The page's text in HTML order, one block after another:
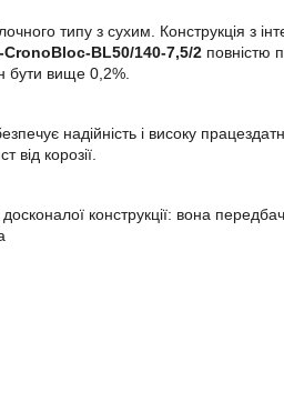
типу з сухим. Конструкція з
CronoBloc-BL50/140-7,5/2 повністю
бути вище 0,2%.
надійність і високу
від корозії.
досконалої конструкції: вона